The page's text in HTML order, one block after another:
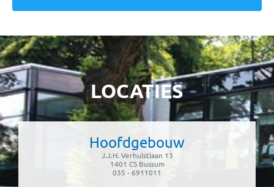
LOCATIES
Hoofdgebouw
J.J.H. Verhulstlaan 13
1401 CS Bussum
035 - 6911011